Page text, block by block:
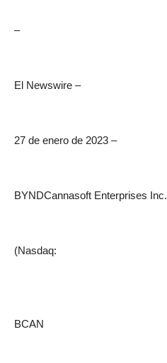
–
El Newswire –
27 de enero de 2023 –
BYNDCannasoft Enterprises Inc.
(Nasdaq:
BCAN